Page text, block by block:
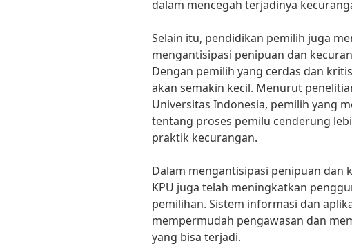
dalam mencegah terjadinya
Selain itu, pendidikan pemilih juga
mengantisipasi penipuan dan
Dengan pemilih yang cerdas dan
akan semakin kecil. Menurut
Universitas Indonesia, pemilih yang
tentang proses pemilu cenderung
praktik kecurangan.
Dalam mengantisipasi penipuan dan
KPU juga telah meningkatkan
pemilihan. Sistem informasi dan
mempermudah pengawasan dan
yang bisa terjadi.